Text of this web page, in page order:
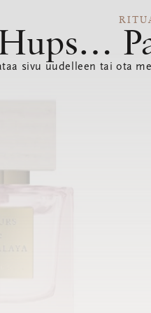
sivu uudelleen tai ota